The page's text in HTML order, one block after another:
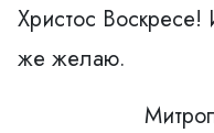
Христос Воскресе!
же желаю.